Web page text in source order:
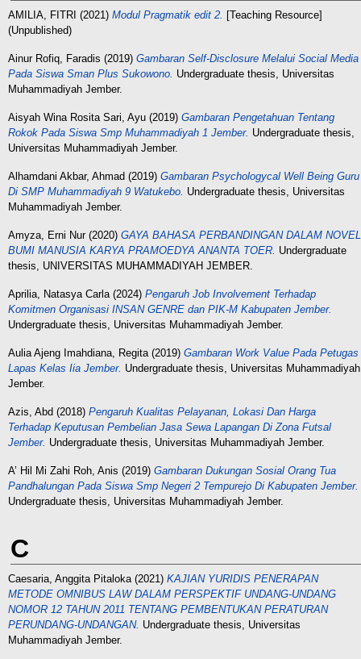
AMILIA, FITRI (2021) Modul Pragmatik edit 2. [Teaching Resource]
(Unpublished)
Ainur Rofiq, Faradis (2019) Gambaran Self-Disclosure Melalui Social Media
Pada Siswa Sman Plus Sukowono. Undergraduate thesis, Universitas
Muhammadiyah Jember.
Aisyah Wina Rosita Sari, Ayu (2019) Gambaran Pengetahuan Tentang
Rokok Pada Siswa Smp Muhammadiyah 1 Jember. Undergraduate thesis,
Universitas Muhammadiyah Jember.
Alhamdani Akbar, Ahmad (2019) Gambaran Psychologycal Well Being Guru
Di SMP Muhammadiyah 9 Watukebo. Undergraduate thesis, Universitas
Muhammadiyah Jember.
Amyza, Erni Nur(2020) GAYA BAHASA PERBANDINGAN DALAM NOVEL
BUMI MANUSIA KARYA PRAMOEDYA ANANTA TOER. Undergraduate
thesis, UNIVERSITAS MUHAMMADIYAH JEMBER.
Aprilia, Natasya Carla(2024) Pengaruh Job Involvement Terhadap
Komitmen Organisasi INSAN GENRE dan PIK-M Kabupaten Jember.
Undergraduate thesis, Universitas Muhammadiyah Jember.
Aulia Ajeng Imahdiana, Regita(2019) Gambaran Work Value Pada Petugas
Lapas Kelas Iia Jember. Undergraduate thesis, Universitas Muhammadiyah
Jember.
Azis, Abd (2018) Pengaruh Kualitas Pelayanan, Lokasi Dan Harga
Terhadap Keputusan Pembelian Jasa Sewa Lapangan Di Zona Futsal
Jember. Undergraduate thesis, Universitas Muhammadiyah Jember.
A’ Hil Mi Zahi Roh, Anis (2019) Gambaran Dukungan Sosial Orang Tua
Pandhalungan Pada Siswa Smp Negeri 2 Tempurejo Di Kabupaten Jember.
Undergraduate thesis, Universitas Muhammadiyah Jember.
C
Caesaria, Anggita Pitaloka(2021) KAJIAN YURIDIS PENERAPAN
METODE OMNIBUS LAW DALAM PERSPEKTIF UNDANG-UNDANG
NOMOR 12 TAHUN 2011 TENTANG PEMBENTUKAN PERATURAN
PERUNDANG-UNDANGAN. Undergraduate thesis, Universitas
Muhammadiyah Jember.